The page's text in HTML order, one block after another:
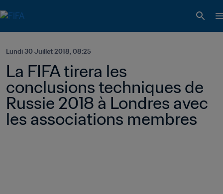
Lundi 30 Juillet 2018, 08:25
La FIFA tirera les
conclusions techniques de
Russie 2018 à Londres avec
les associations membres